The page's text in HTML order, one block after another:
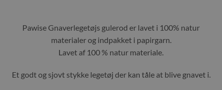
Pawise Gnaverlegetøjs gulerod er lavet i 100% natur
materialer og indpakket i papirgarn.
Lavet af 100 % natur materiale.
Et godt og sjovt stykke legetøj der kan tåle at blive gnavet i.